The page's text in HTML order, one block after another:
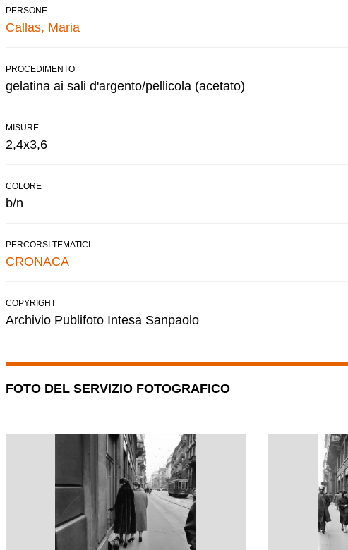
PERSONE
Callas, Maria
PROCEDIMENTO
gelatina ai sali d'argento/pellicola (acetato)
MISURE
2,4x3,6
COLORE
b/n
PERCORSI TEMATICI
CRONACA
COPYRIGHT
Archivio Publifoto Intesa Sanpaolo
FOTO DEL SERVIZIO FOTOGRAFICO